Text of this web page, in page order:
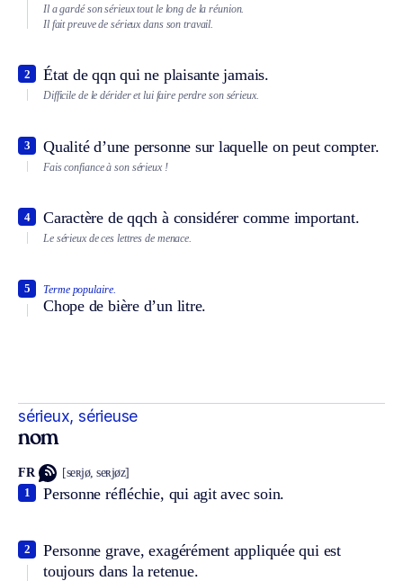
Il a gardé son sérieux tout le long de la réunion.
Il fait preuve de sérieux dans son travail.
État de qqn qui ne plaisante jamais.
2
Difficile de le dérider et lui faire perdre son sérieux.
Qualité d’une personne sur laquelle on peut compter.
3
Fais confiance à son sérieux !
Caractère de qqch à considérer comme important.
4
Le sérieux de ces lettres de menace.
Terme populaire.
Chope de bière d’un litre.
5
sérieux, sérieuse
nom
FR [seʀjø, seʀjøz]
Personne réfléchie, qui agit avec soin.
1
Personne grave, exagérément appliquée qui est
toujours dans la retenue.
2